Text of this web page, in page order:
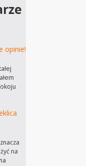
opinie!
na